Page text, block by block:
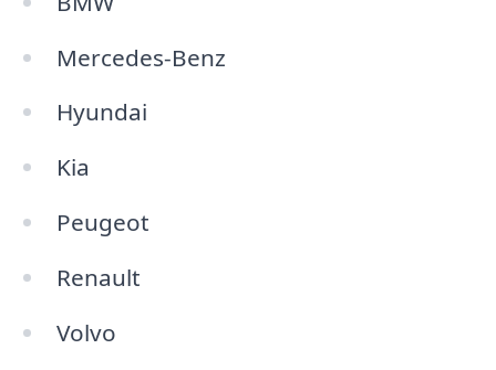
Mercedes-Benz
Hyundai
Kia
Peugeot
Renault
Volvo